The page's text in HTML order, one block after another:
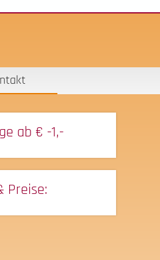
ab € -1,-
Preise: